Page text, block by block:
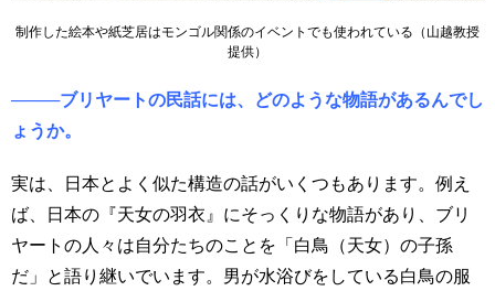
制作した絵本や紙芝居はモンゴル関係のイベントでも使われている（山越教授
提供）
────ブリヤートの民話には、どのような物語があるんでし
ょうか。
実は、日本とよく似た構造の話がいくつもあります。例え
ば、日本の『天女の羽衣』にそっくりな物語があり、ブリ
ヤートの人々は自分たちのことを「白鳥（天女）の子孫
だ」と語り継いでいます。男が水浴びをしている白鳥の服